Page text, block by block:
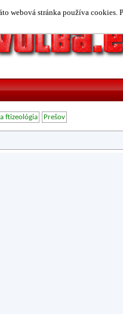
webová stránka používa cookies.
ftizeológia Prešov